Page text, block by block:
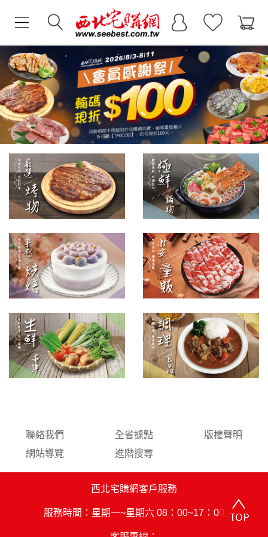
Previous Next
聯絡我們 全省據點
版權聲明
網站導覽
進階搜尋
西北宅購網客戶服務
服務時間：星期一~星期六 08：00~17：00